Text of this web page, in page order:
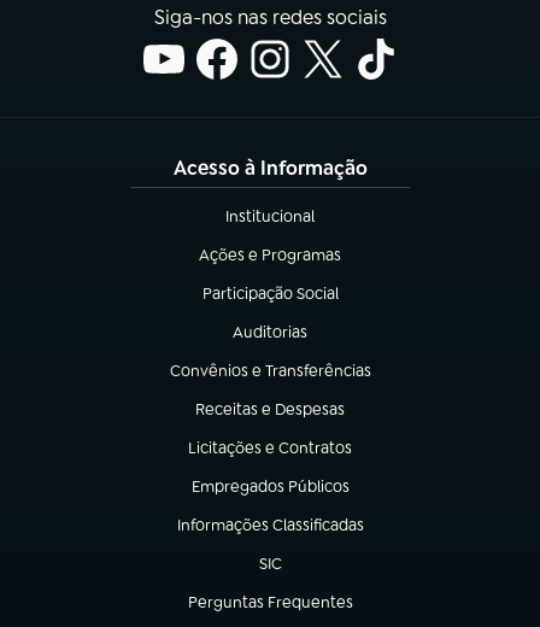
Siga-nos nas redes sociais
Acesso à Informação
Institucional
(abre em nova aba)
Ações e Programas
(abre em nova aba)
Participação Social
(abre em nova aba)
Auditorias
(abre em nova aba)
Convênios e Transferências
(abre em nova aba)
Receitas e Despesas
(abre em nova aba)
Licitações e Contratos
(abre em nova aba)
Empregados Públicos
(abre em nova aba)
Informações Classificadas
(abre em nova aba)
SIC
(abre em nova aba)
Perguntas Frequentes
(abre em nova aba)